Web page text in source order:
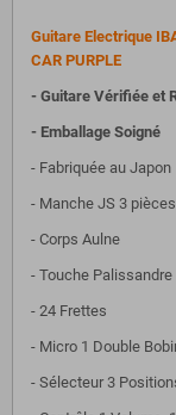
Guitare Electrique
CAR PURPLE
- Guitare Vérifiée et
- Emballage Soigné
- Fabriquée au Japon
- Manche JS 3
- Corps Aulne
- Touche Palissandre
- 24 Frettes
- Micro 1 Double
- Sélecteur 3